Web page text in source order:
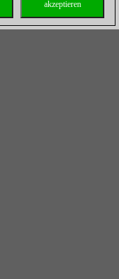
akzeptieren